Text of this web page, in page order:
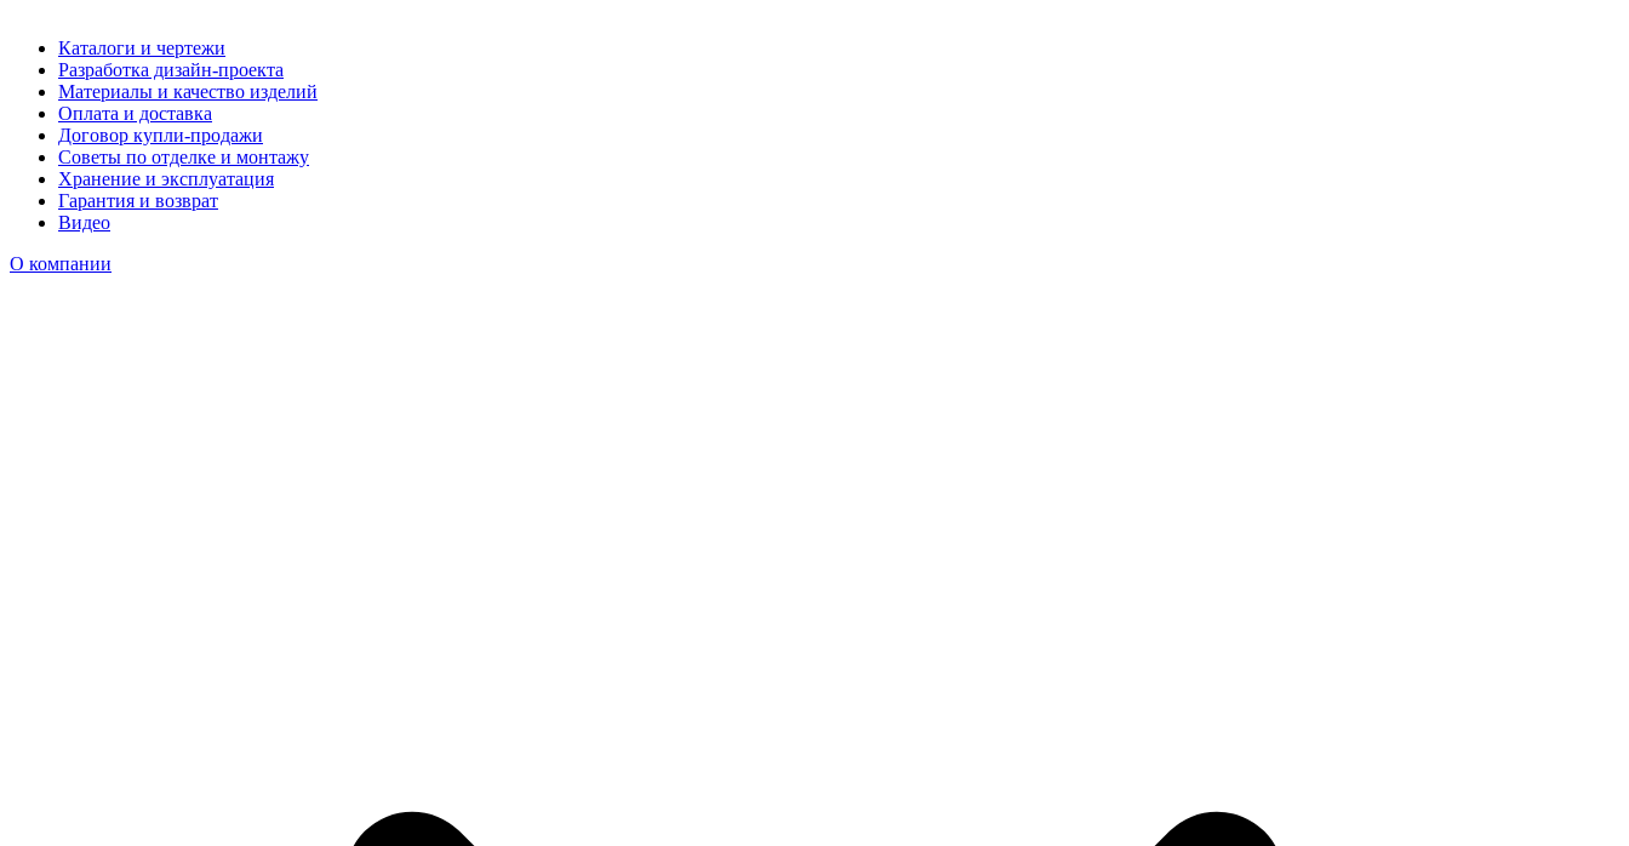
Каталоги и чертежи
Разработка дизайн-проекта
Материалы и качество изделий
Оплата и доставка
Договор купли-продажи
Советы по отделке и монтажу
Хранение и эксплуатация
Гарантия и возврат
Видео
О компании